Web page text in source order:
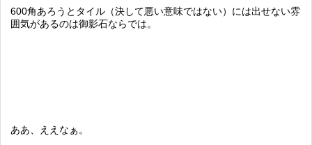
600角あろうとタイル（決して悪い意味ではない）には出せない雰
囲気があるのは御影石ならでは。
ああ、ええなぁ。